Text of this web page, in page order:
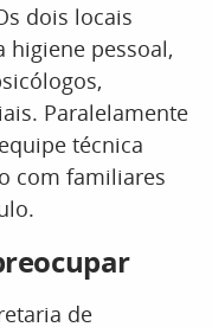
dois locais
higiene pessoal,
Paralelamente
técnica
com familiares
de